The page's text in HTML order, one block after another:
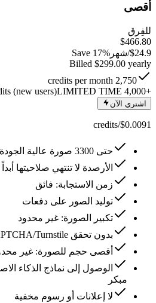
أقصى
للفِرق
$466.80
$24.9 /شهر Save 17%
Billed $299.00 yearly
2,750 credits per month
+4,000 extra credits (new users)
LIMITED TIME
اشتري الآن
$0.0091/credits
حتى 3300 صورة عالية الجودة من نانو بنانا الذكي
الأرصدة لا تنتهي صلاحيتها
زمن الاستجابة: فائق
توليد الصور على دفعات
تكبير الصورة: غير محدود
بدون تحقق CAPTCHA/Turnstile
أقصى حجم للصورة: غير
الوصول إلى نماذج الذكاء
مبكر
لا إعلانات أو رسوم مخفية